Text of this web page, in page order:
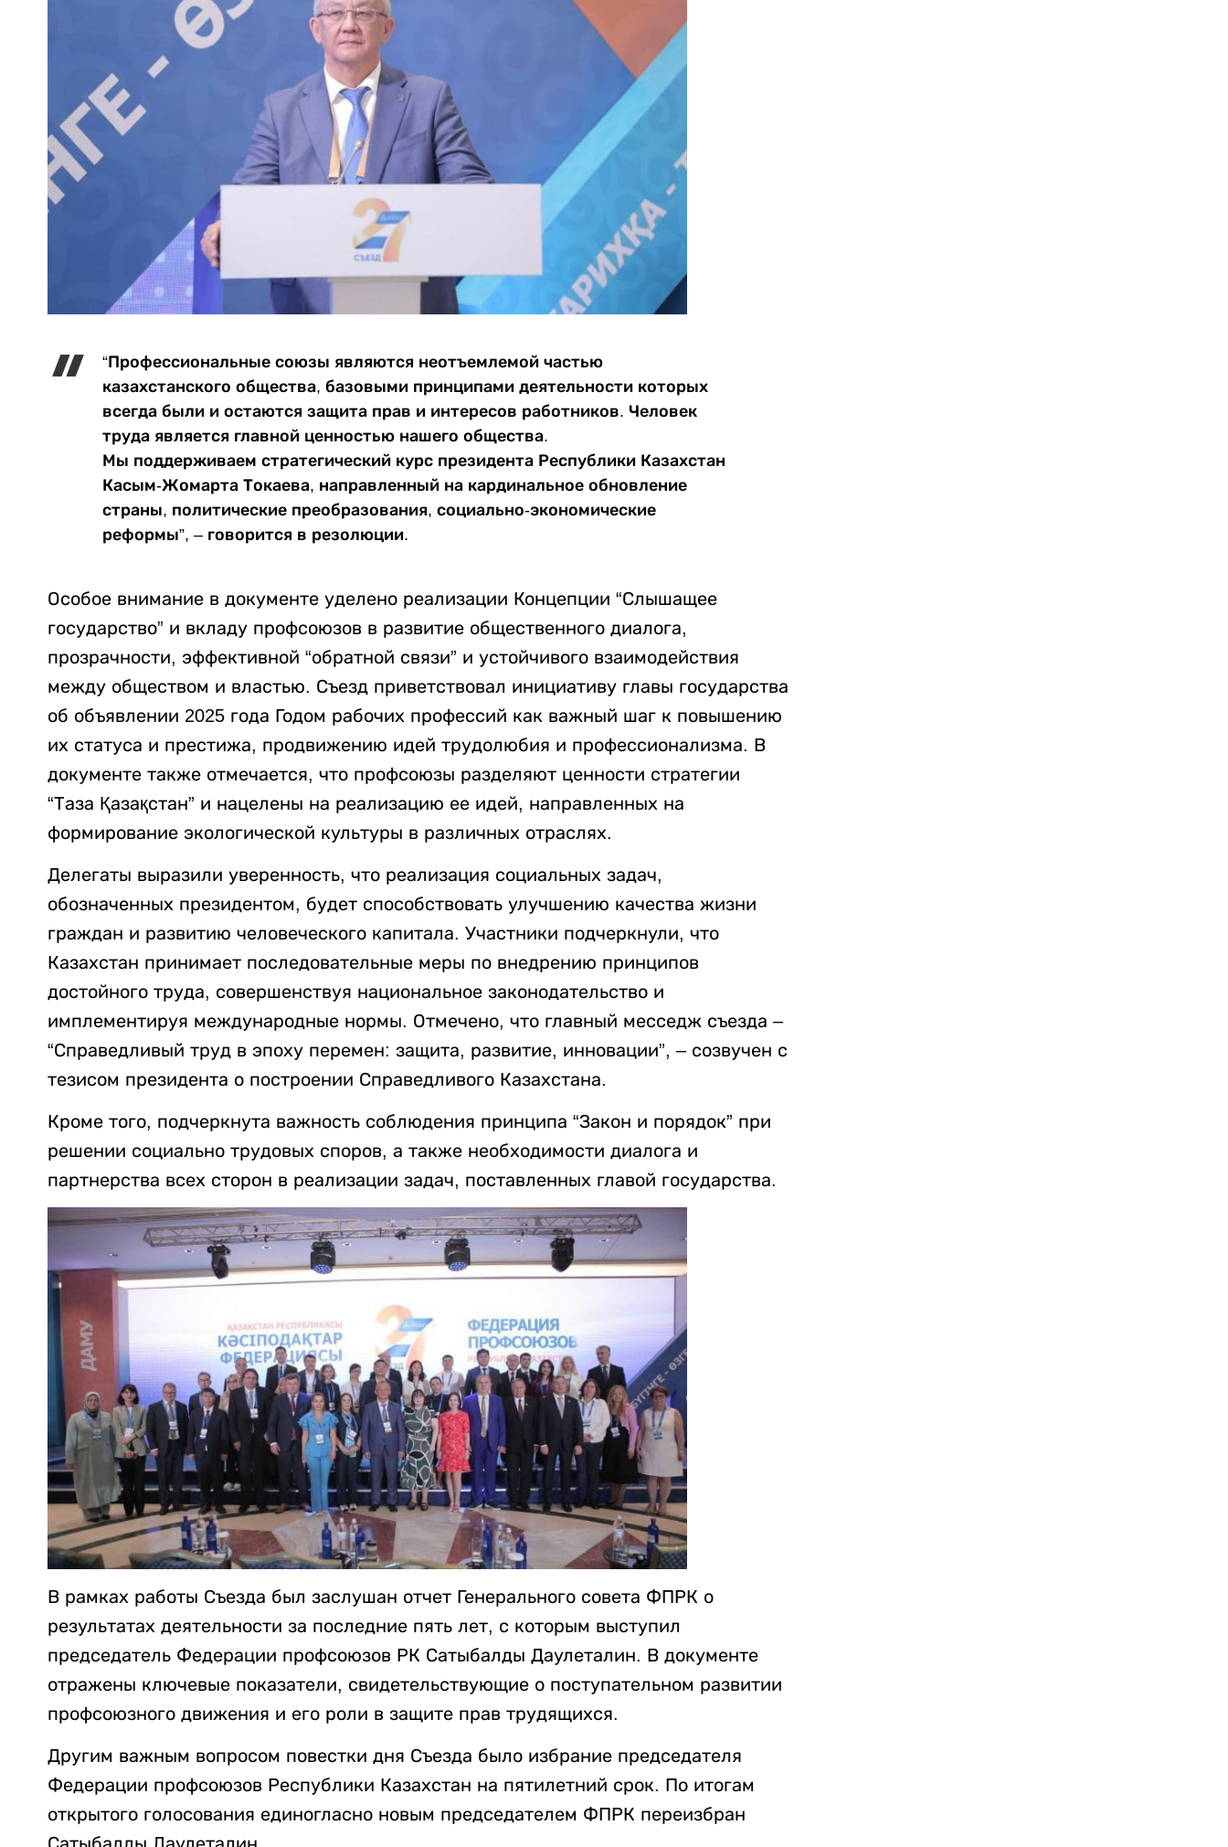
“Профессиональные союзы являются неотъемлемой частью
казахстанского общества, базовыми принципами деятельности которых
всегда были и остаются защита прав и интересов работников. Человек
труда является главной ценностью нашего общества.
Мы поддерживаем стратегический курс президента Республики Казахстан
Касым-Жомарта Токаева, направленный на кардинальное обновление
страны, политические преобразования, социально-экономические
реформы”, – говорится в резолюции.
Особое внимание в документе уделено реализации Концепции “Слышащее
государство” и вкладу профсоюзов в развитие общественного диалога,
прозрачности, эффективной “обратной связи” и устойчивого взаимодействия
между обществом и властью. Съезд приветствовал инициативу главы государства
об объявлении 2025 года Годом рабочих профессий как важный шаг к повышению
их статуса и престижа, продвижению идей трудолюбия и профессионализма. В
документе также отмечается, что профсоюзы разделяют ценности стратегии
“Таза Қазақстан” и нацелены на реализацию ее идей, направленных на
формирование экологической культуры в различных отраслях.
Делегаты выразили уверенность, что реализация социальных задач,
обозначенных президентом, будет способствовать улучшению качества жизни
граждан и развитию человеческого капитала. Участники подчеркнули, что
Казахстан принимает последовательные меры по внедрению принципов
достойного труда, совершенствуя национальное законодательство и
имплементируя международные нормы. Отмечено, что главный месседж съезда –
“Справедливый труд в эпоху перемен: защита, развитие, инновации”, – созвучен с
тезисом президента о построении Справедливого Казахстана.
Кроме того, подчеркнута важность соблюдения принципа “Закон и порядок” при
решении социально трудовых споров, а также необходимости диалога и
партнерства всех сторон в реализации задач, поставленных главой государства.
В рамках работы Съезда был заслушан отчет Генерального совета ФПРК о
результатах деятельности за последние пять лет, с которым выступил
председатель Федерации профсоюзов РК Сатыбалды Даулеталин. В документе
отражены ключевые показатели, свидетельствующие о поступательном развитии
профсоюзного движения и его роли в защите прав трудящихся.
Другим важным вопросом повестки дня Съезда было избрание председателя
Федерации профсоюзов Республики Казахстан на пятилетний срок. По итогам
открытого голосования единогласно новым председателем ФПРК переизбран